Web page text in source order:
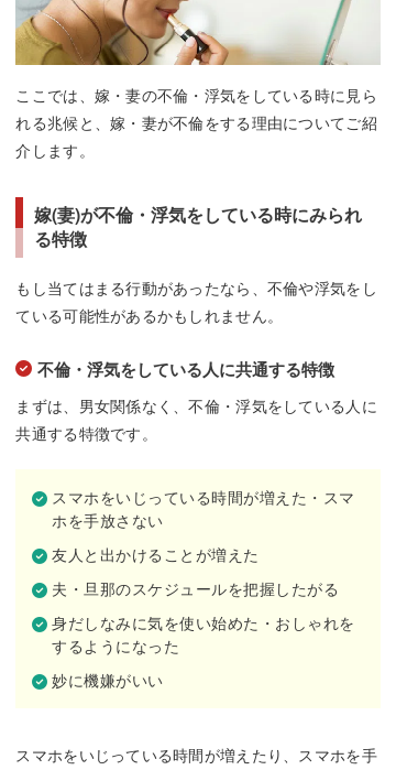
ここでは、嫁・妻の不倫・浮気をしている時に見ら
れる兆候と、嫁・妻が不倫をする理由についてご紹
介します。
嫁(妻)が不倫・浮気をしている時にみられ
る特徴
もし当てはまる行動があったなら、不倫や浮気をし
ている可能性があるかもしれません。
不倫・浮気をしている人に共通する特徴
まずは、男女関係なく、不倫・浮気をしている人に
共通する特徴です。
スマホをいじっている時間が増えた・スマ
ホを手放さない
友人と出かけることが増えた
夫・旦那のスケジュールを把握したがる
身だしなみに気を使い始めた・おしゃれを
するようになった
妙に機嫌がいい
スマホをいじっている時間が増えたり、スマホを手